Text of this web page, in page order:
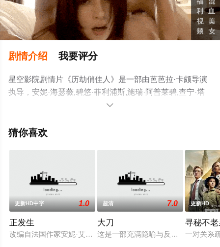
剧情介绍 我要评分
星空影院剧情片《历劫俏佳人》是一部由芭芭拉·卡颇导演
执导，安妮·海瑟薇,碧悠·菲利浦斯,施瑞·阿普莱碧,查宁·塔
图姆,迈克尔·比恩,迈克·沃格尔,约瑟夫·高登-莱维特等明星
完整版电影就上星空电影网，更多相关信息可移步至豆瓣

猜你喜欢
更新HD中字 1.0
正发生
改编自法国作家安妮·艾诺的自传作品，原著讲述1960年代还是
超清 7.0
大刀
这是一部充满隐喻与反讽的电影，讲
更新HD
寻秘不
一对关系